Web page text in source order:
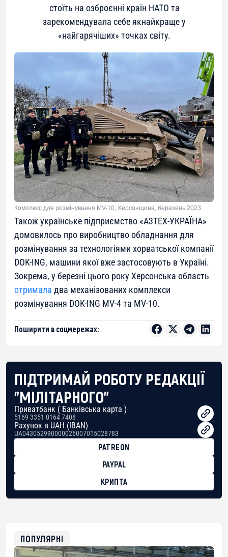
стоїть на озброєнні країн НАТО та
зарекомендувала себе якнайкраще у
«найгарячіших» точках світу.
Комплекс для розмінування MV-10, Херсонщина, березень 2023
Також українське підприємство «А3ТЕХ-УКРАЇНА»
домовилось про виробництво обладнання для
розмінування за технологіями хорватської компанії
DOK-ING, машини якої вже застосовують в Україні.
Зокрема, у березні цього року Херсонська область
отримала два механізованих комплекси
розмінування DOK-ING MV-4 та MV-10.
Поширити в соцмережах:
ПІДТРИМАЙ РОБОТУ РЕДАКЦІЇ
"МІЛІТАРНОГО"
Приватбанк ( Банківська карта )
5169 3351 0164 7408
Рахунок в UAH (IBAN)
UA043052990000026007015028783
PATREON
PAYPAL
КРИПТА
0xfD02863D3289416fcF50975c9DFda13623f97758
ПОПУЛЯРНІ